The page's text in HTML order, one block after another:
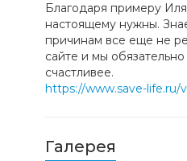
Благодаря примеру
настоящему нужны.
причинам все еще не
сайте и мы
счастливее.
https://www.save-life.ru/
Галерея